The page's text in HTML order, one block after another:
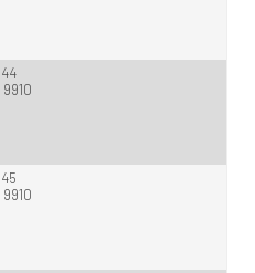
44
9910
45
9910